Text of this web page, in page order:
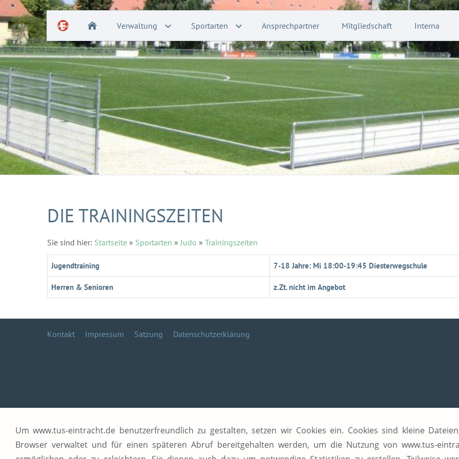
Verwaltung Sportarten Ansprechpartner Mitgliedschaft Interna
DIE TRAININGSZEITEN
Sie sind hier: Startseite » Sportarten »Judo » Trainingszeiten
Jugendtraining 7-18 Jahre: Mi 18:00-19:45 Diesterwegschule
Herren & Senioren z.Zt. nicht im Angebot
Kontakt Impressum Satzung Datenschutzerklärung
Um www.tus-eintracht.de benutzerfreundlich zu gestalten, setzen wir Cookies ein. Cookies sind kleine
Browser verwaltet und für einen späteren Abruf bereitgehalten werden, um die Nutzung von www.tus-